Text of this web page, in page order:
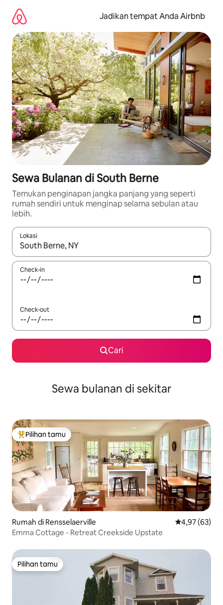
langsung
lihat
konten
Jadikan tempat Anda Airbnb
Sewa Bulanan di South Berne
Temukan penginapan jangka panjang yang seperti
rumah sendiri untuk menginap selama sebulan atau
lebih.
Lokasi
Jika hasil yang dicari tersedia, telusuri dengan tombol panah
Check-in
Check-out
Cari
Sewa bulanan di sekitar
Pilihan tamu terpopuler
Pilihan tamu
Rumah di Rensselaerville Nilai rata-rata
4,97 (63)
Emma Cottage - Retreat Creekside Upstate
Pilihan tamu
Pilihan tamu